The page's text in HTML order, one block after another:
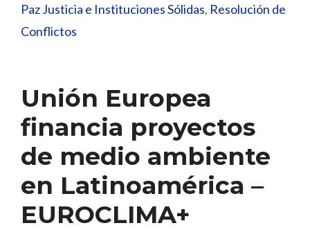
Paz Justicia e Instituciones Sólidas, Resolución de
Conflictos
Unión Europea
financia proyectos
de medio ambiente
en Latinoamérica –
EUROCLIMA+